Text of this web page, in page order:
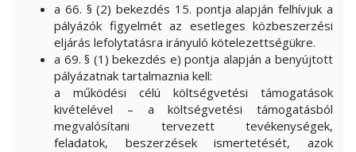
a 66. § (2) bekezdés 15. pontja alapján felhívjuk a
pályázók figyelmét az esetleges közbeszerzési
eljárás lefolytatásra irányuló kötelezettségükre.
a 69. § (1) bekezdés e) pontja alapján a benyújtott
pályázatnak tartalmaznia kell:
a működési célú költségvetési támogatások
kivételével – a költségvetési támogatásból
megvalósítani tervezett tevékenységek,
feladatok, beszerzések ismertetését, azok